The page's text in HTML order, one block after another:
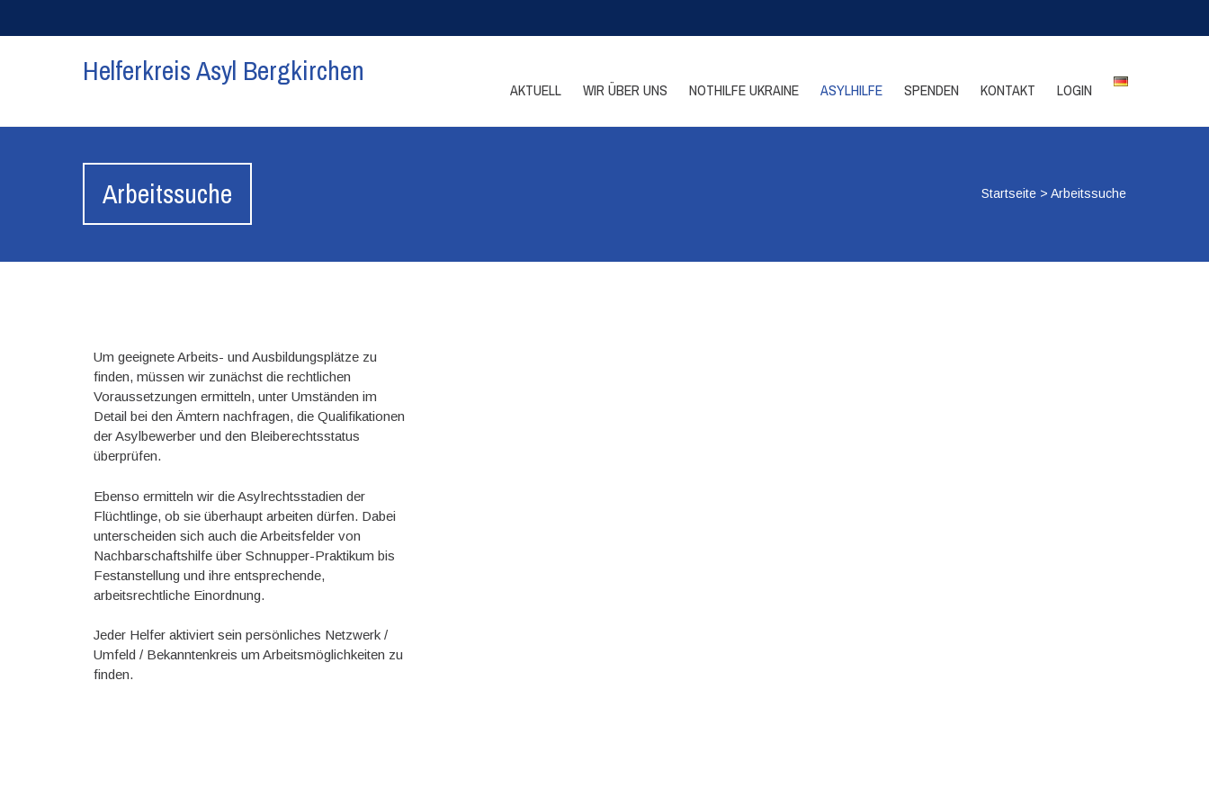
Helferkreis Asyl Bergkirchen
AKTUELL WIR ÜBER UNS NOTHILFE UKRAINE ASYLHILFE SPENDEN KONTAKT LOGIN
Arbeitssuche Startseite >Arbeitssuche
Um geeignete Arbeits- und Ausbildungsplätze zu
finden, müssen wir zunächst die rechtlichen
Voraussetzungen ermitteln, unter Umständen im
Detail bei den Ämtern nachfragen, die Qualifikationen
der Asylbewerber und den Bleiberechtsstatus
überprüfen.
Ebenso ermitteln wir die Asylrechtsstadien der
Flüchtlinge, ob sie überhaupt arbeiten dürfen. Dabei
unterscheiden sich auch die Arbeitsfelder von
Nachbarschaftshilfe über Schnupper-Praktikum bis
Festanstellung und ihre entsprechende,
arbeitsrechtliche Einordnung.
Jeder Helfer aktiviert sein persönliches Netzwerk /
Umfeld / Bekanntenkreis um Arbeitsmöglichkeiten zu
finden.